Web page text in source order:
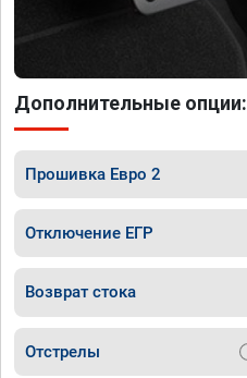
Дополнительные опции:
Прошивка Евро 2
Отключение ЕГР
Возврат стока
Отстрелы